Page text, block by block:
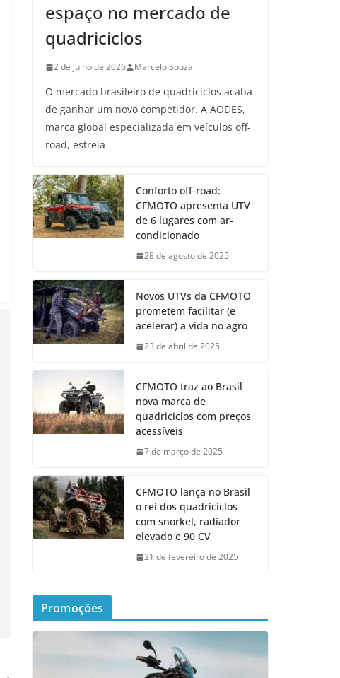
espaço no mercado de
quadriciclos
2 de julho de 2026 Marcelo Souza
O mercado brasileiro de quadriciclos acaba
de ganhar um novo competidor. A AODES,
marca global especializada em veículos off-
road, estreia
Conforto off-road:
CFMOTO apresenta UTV
de 6 lugares com ar-
condicionado
28 de agosto de 2025
Novos UTVs da CFMOTO
prometem facilitar (e
acelerar) a vida no agro
23 de abril de 2025
CFMOTO traz ao Brasil
nova marca de
quadriciclos com preços
acessíveis
7 de março de 2025
CFMOTO lança no Brasil
o rei dos quadriciclos
com snorkel, radiador
elevado e 90 CV
21 de fevereiro de 2025
Promoções